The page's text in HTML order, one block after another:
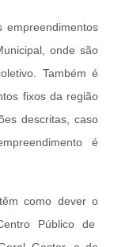
empreendimentos
onde são
Também é
fixos da região
descritas, caso
é
como dever o
Público de